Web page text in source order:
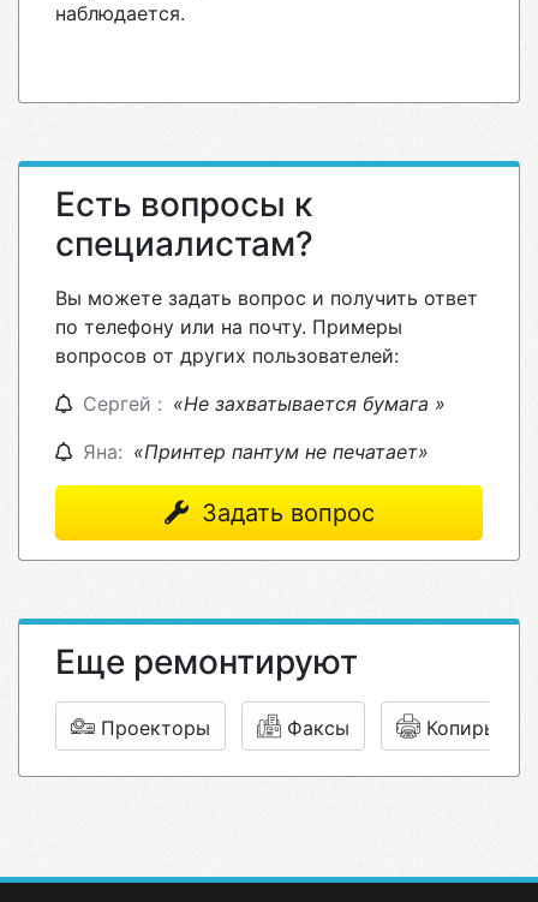
наблюдается.
Есть вопросы к
специалистам?
Вы можете задать вопрос и получить ответ
по телефону или на почту. Примеры
вопросов от других пользователей:
Сергей : «Не захватывается бумага »
Яна: «Принтер пантум не печатает»
Задать вопрос
Еще ремонтируют
Проекторы Факсы Копиры